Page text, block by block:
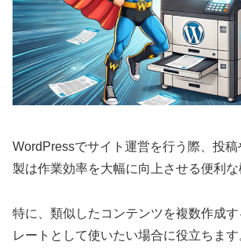
WordPressでサイト運営を行う際、投
製は作業効率を大幅に向上させる便利な
特に、類似したコンテンツを複数作成
レートとして使いたい場合に役立ちま